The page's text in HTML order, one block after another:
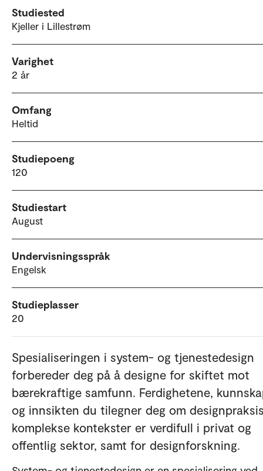
Studiested
Kjeller i Lillestrøm
Varighet
2 år
Omfang
Heltid
Studiepoeng
120
Studiestart
August
Undervisningsspråk
Engelsk
Studieplasser
20
Spesialiseringen i system- og tjenestedesign
forbereder deg på å designe for skiftet mot
bærekraftige samfunn. Ferdighetene,
og innsikten du tilegner deg om
komplekse kontekster er verdifull i privat og
offentlig sektor, samt for designforskning.